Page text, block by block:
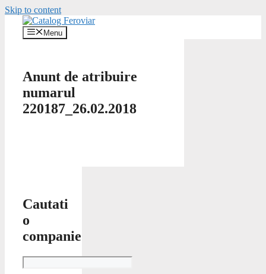
Skip to content
Menu
Anunt de atribuire
numarul
220187_26.02.2018
Cautati
o
companie